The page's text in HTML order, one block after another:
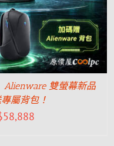
Alienware 雙螢幕新品
屬背包！
58,888